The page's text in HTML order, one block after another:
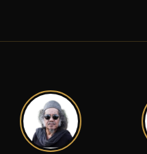
baran telah jatuh
kelembutan. Hariz
Surihani), kawan
didesak oleh Datuk
Semasa Hariz
jalan raya, Datuk
banglo Hariz dan